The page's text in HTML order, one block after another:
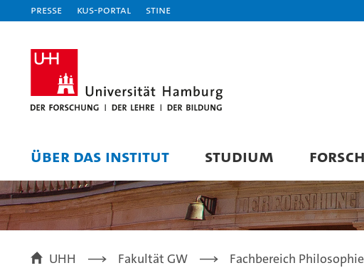
Presse KUS-Portal STiNE
ÜBER DAS INSTITUT STUDIUM
UHH Fakultät GW Fachbereich Philosophie